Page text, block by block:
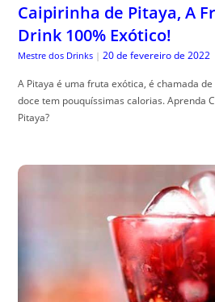
Caipirinha de Pitaya, A
Drink 100% Exótico!
Mestre dos Drinks | 20 de fevereiro de 2022
A Pitaya é uma fruta exótica, é chamada
doce tem pouquíssimas calorias. Aprenda
Pitaya?